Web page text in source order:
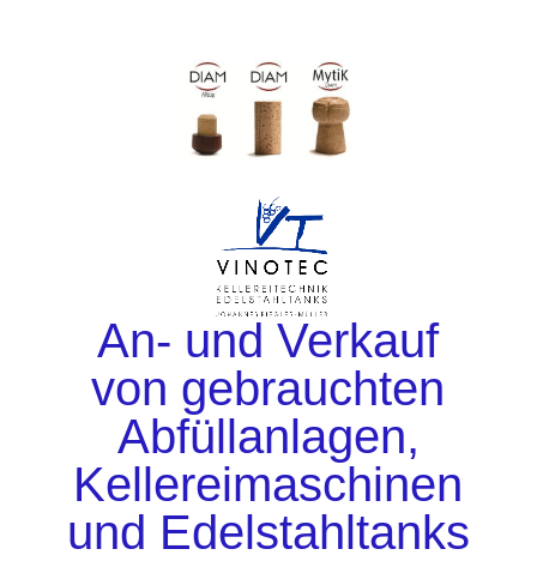
An- und Verkauf
von gebrauchten
Abfüllanlagen,
Kellereimaschinen
und Edelstahltanks